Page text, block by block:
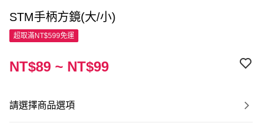
STM手柄方鏡(大/小)
超取滿NT$599免運
NT$89 ~ NT$99
請選擇商品選項